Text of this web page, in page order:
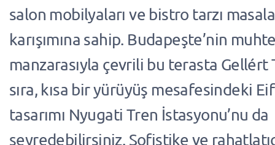
salon mobilyaları ve bistro tarzı
karışımına sahip. Budapeşte’nin
manzarasıyla çevrili bu terasta Gellért
sıra, kısa bir yürüyüş mesafesindeki
tasarımı Nyugati Tren İstasyonu’nu da
seyredebilirsiniz. Sofistike ve